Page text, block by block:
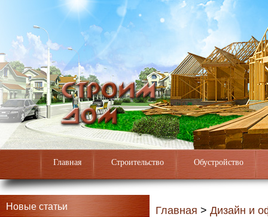
Главная Строительство Обустройство
Новые статьи Главная > Дизайн и